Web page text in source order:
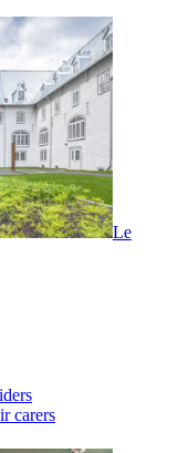
Le
carers